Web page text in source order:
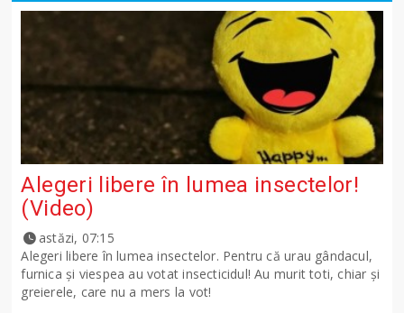
Alegeri libere în lumea insectelor!
(Video)
astăzi, 07:15
Alegeri libere în lumea insectelor. Pentru că urau gândacul,
furnica și viespea au votat insecticidul! Au murit toti, chiar și
greierele, care nu a mers la vot!